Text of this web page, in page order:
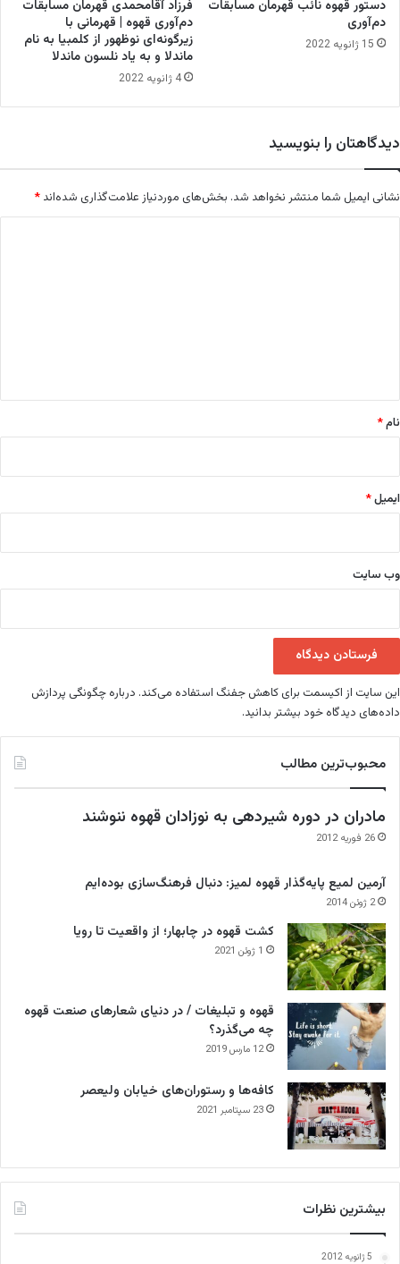
س
ت
دستور قهوه نائب قهرمان مسابقات
دم‌آوری
15 ژانویه 2022
فرزاد آقامحمدی قهرمان مسابقات
دم‌آوری قهوه | قهرمانی با
زیرگونه‌ای نوظهور از کلمبیا به نام
ماندلا و به یاد نلسون ماندلا
4 ژانویه 2022
دیدگاهتان را بنویسید
نشانی ایمیل شما منتشر نخواهد شد. بخش‌های موردنیاز علامت‌گذاری شده‌اند *
نام*
ایمیل*
وب‌ سایت
این سایت از اکیسمت برای کاهش جفنگ استفاده می‌کند. درباره چگونگی پردازش
داده‌های دیدگاه خود بیشتر بدانید.
محبوب‌ترین مطالب
مادران در دوره شیردهی به نوزادان قهوه ننوشند
26 فوریه 2012
آرمین لمیع پایه‌گذار قهوه لمیز: دنبال فرهنگ‌سازی بوده‌ایم
2 ژوئن 2014
کشت قهوه در چابهار؛ از واقعیت تا رویا
1 ژوئن 2021
قهوه و تبلیغات / در دنیای شعارهای صنعت قهوه
چه می‌گذرد؟
12 مارس 2019
کافه‌ها و رستوران‌های خیابان ولیعصر
23 سپتامبر 2021
بیشترین نظرات
5 ژانویه 2012